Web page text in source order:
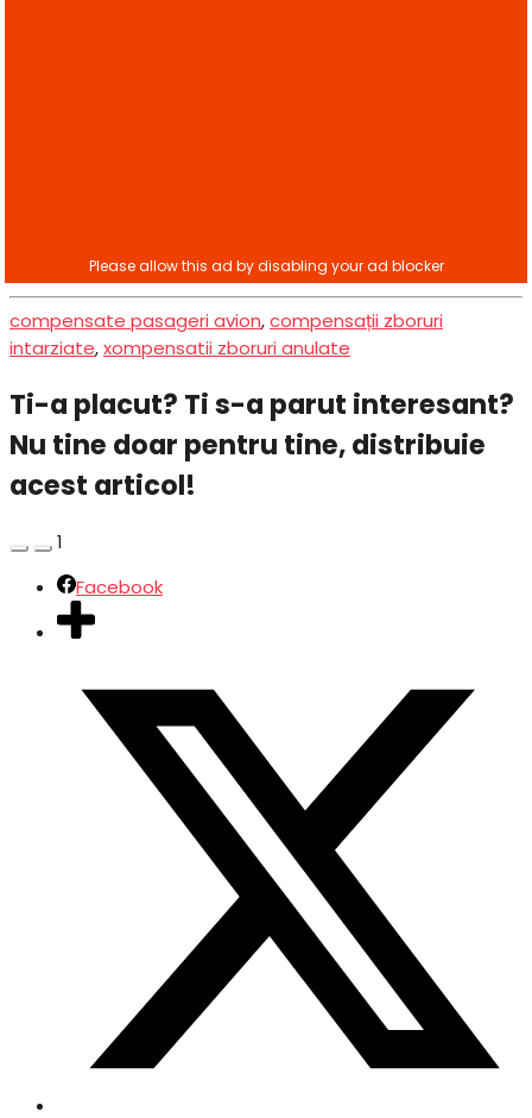
compensate pasageri avion,compensații zboruri
intarziate,xompensatii zboruri anulate
Ti-a placut? Ti s-a parut interesant?
Nu tine doar pentru tine, distribuie
acest articol!
1
Facebook